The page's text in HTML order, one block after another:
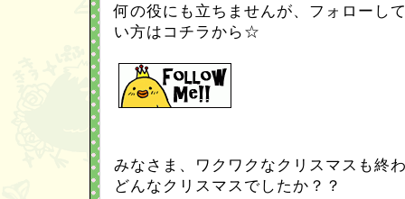
何の役にも立ちませんが、フォローし
い方はコチラから☆
みなさま、ワクワクなクリスマスも終
どんなクリスマスでしたか？？